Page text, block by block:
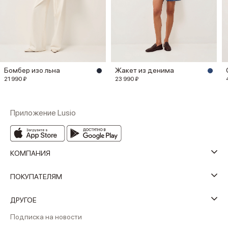
Бомбер изо льна
21 990 ₽
Жакет из денима
23 990 ₽
Приложение Lusio
КОМПАНИЯ
ПОКУПАТЕЛЯМ
ДРУГОЕ
Подписка на новости